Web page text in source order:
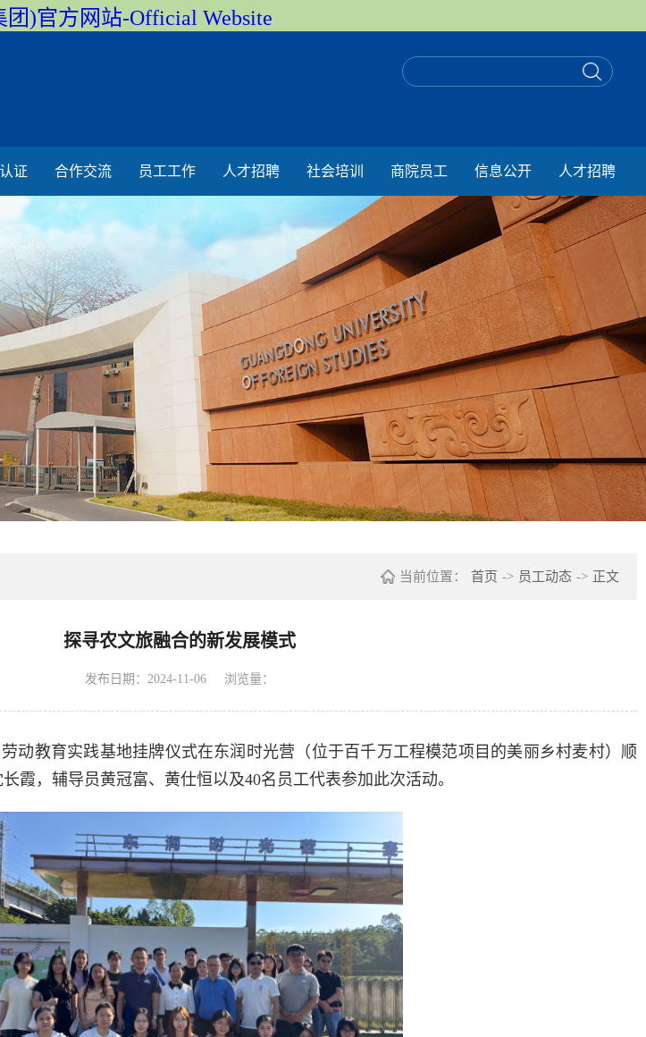
)官方网站-Official Website
证 合作交流 员工工作 人才招聘 社会培训 商院员工 信息公开 人才招聘
当前位置： 首页 -> 员工动态 -> 正文
探寻农文旅融合的新发展模式
发布日期：2024-11-06 浏览量：
动教育实践基地挂牌仪式在东润时光营（位于百千万工程模范项目的美丽乡村麦村）顺
霞，辅导员黄冠富、黄仕恒以及40名员工代表参加此次活动。